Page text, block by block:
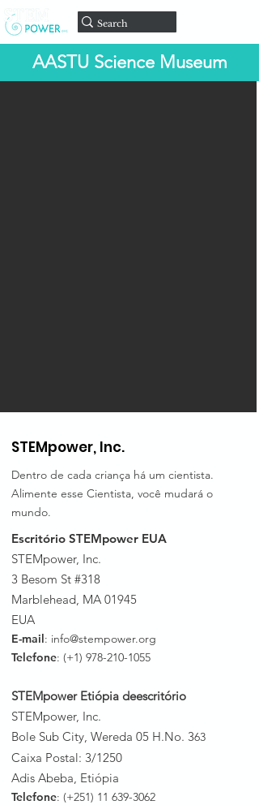
AASTU Science Museum
STEMpower, Inc.
Dentro de cada criança há um cientista.
Alimente esse Cientista, você mudará o
mundo.
Escritório STEMpower EUA
STEMpower, Inc.
3 Besom St #318
Marblehead, MA 01945
EUA
E-mail: info@stempower.org
Telefone: (+1) 978-210-1055
STEMpower Etiópia deescritório
STEMpower, Inc.
Bole Sub City, Wereda 05 H.No. 363
Caixa Postal: 3/1250
Adis Abeba, Etiópia
Telefone: (+251) 11 639-3062